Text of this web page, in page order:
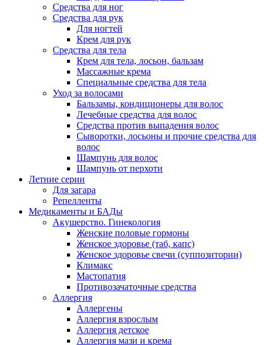
Средства для ног
Средства для рук
Для ногтей
Крем для рук
Средства для тела
Крем для тела, лосьон, бальзам
Массажные крема
Специальные средства для тела
Уход за волосами
Бальзамы, кондиционеры для волос
Лечебные средства для волос
Средства против выпадения волос
Сыворотки, лосьоны и прочие средства для
волос
Шампунь для волос
Шампунь от перхоти
Летние серии
Для загара
Репелленты
Медикаменты и БАДы
Акушерство. Гинекология
Женские половые гормоны
Женское здоровье (таб, капс)
Женское здоровье свечи (суппозитории)
Климакс
Мастопатия
Противозачаточные средства
Аллергия
Аллергены
Аллергия взрослым
Аллергия детское
Аллергия мази и крема